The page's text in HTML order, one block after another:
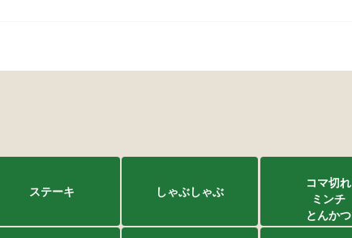
ステーキ しゃぶしゃぶ
コマ切れ
ミンチ
とんかつ